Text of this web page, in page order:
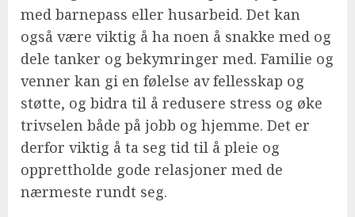
med barnepass eller husarbeid. Det kan
også være viktig å ha noen å snakke med og
dele tanker og bekymringer med. Familie og
venner kan gi en følelse av fellesskap og
støtte, og bidra til å redusere stress og øke
trivselen både på jobb og hjemme. Det er
derfor viktig å ta seg tid til å pleie og
opprettholde gode relasjoner med de
nærmeste rundt seg.